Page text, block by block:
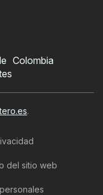
Colombia
.
del sitio web